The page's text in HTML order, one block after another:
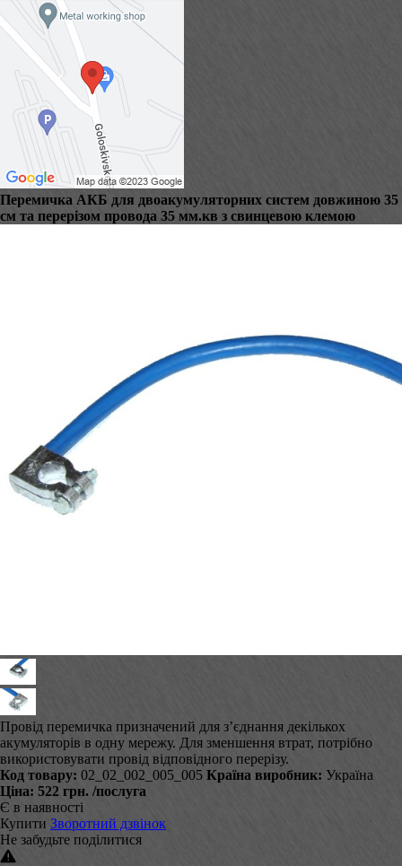
Перемичка АКБ для двоакумуляторних систем довжиною 35
см та перерізом провода 35 мм.кв з свинцевою клемою
Провід перемичка призначений для з’єднання декількох
акумуляторів в одну мережу. Для зменшення втрат, потрібно
використовувати провід відповідного перерізу.
Код товару: 02_02_002_005_005 Країна виробник: Україна
Ціна: 522 грн. /послуга
Є в наявності
Купити Зворотний дзвінок
Не забудьте поділитися